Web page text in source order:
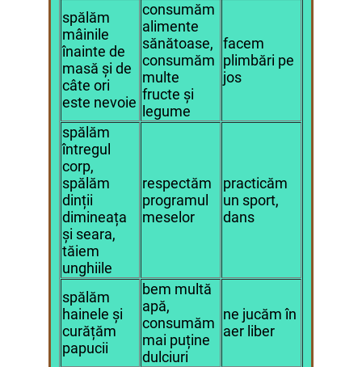
spălăm
mâinile
înainte de
masă și de
câte ori
este nevoie
consumăm
alimente
sănătoase,
consumăm
multe
fructe și
legume
facem
plimbări pe
jos
spălăm
întregul
corp,
spălăm
dinții
dimineața
și seara,
tăiem
unghiile
respectăm
programul
meselor
practicăm
un sport,
dans
spălăm
hainele și
curățăm
papucii
bem multă
apă,
consumăm
mai puține
dulciuri
ne jucăm în
aer liber